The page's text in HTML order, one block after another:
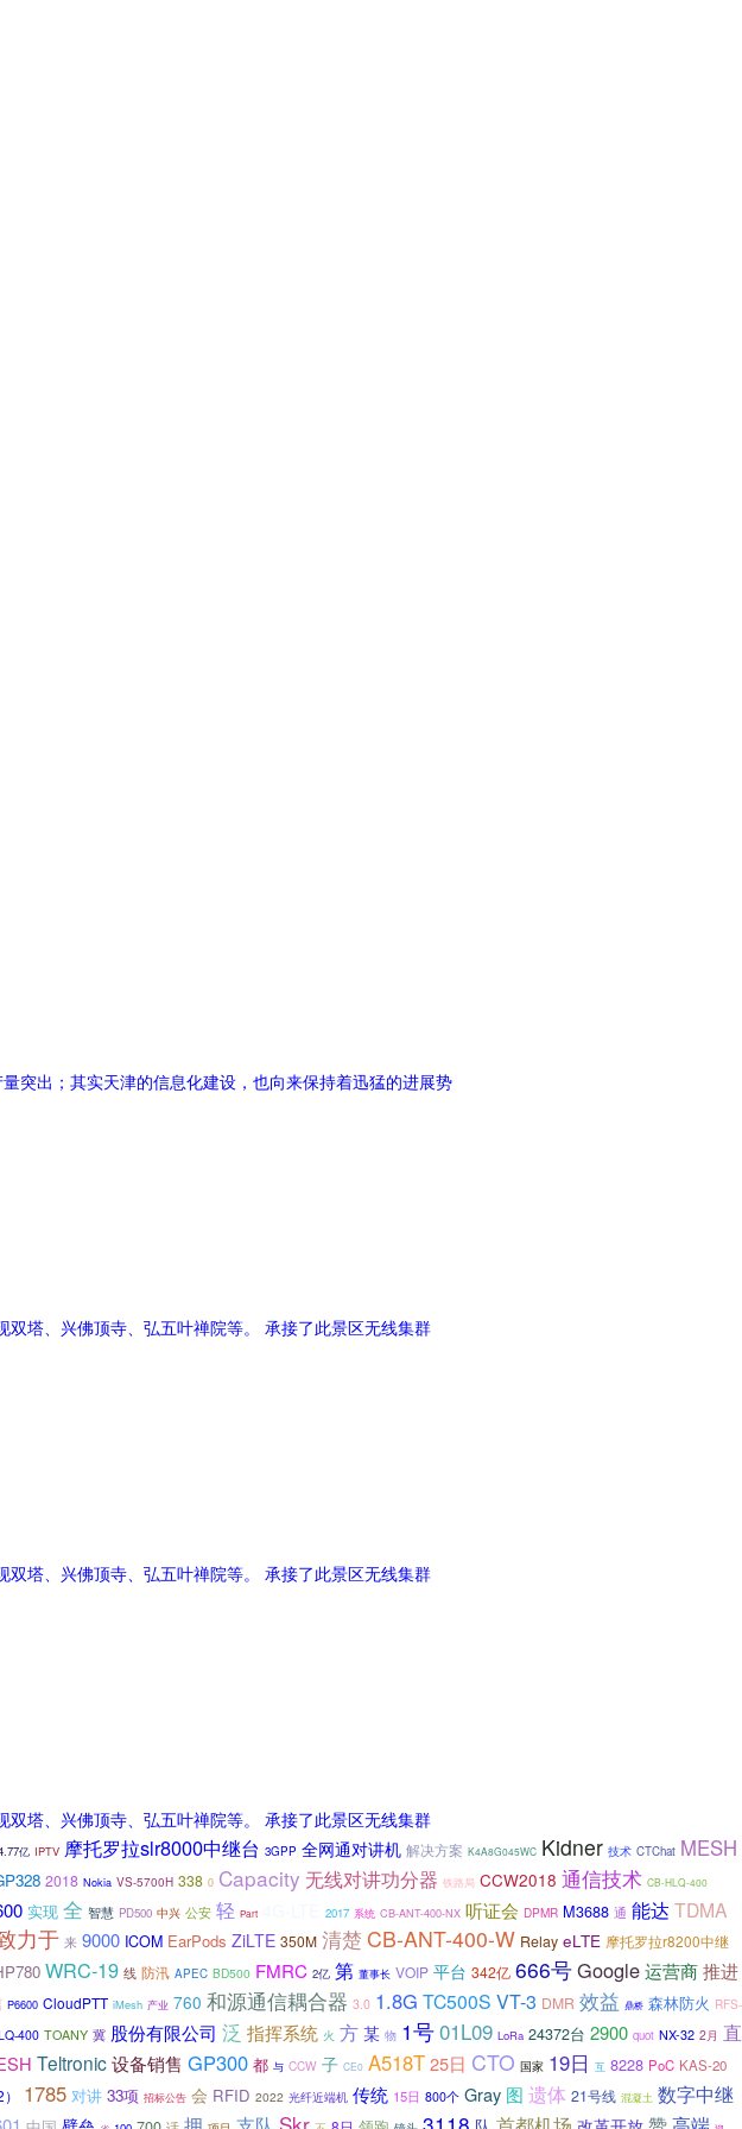
突出；其实天津的信息化建设，也向来保持着迅猛的进展势
塔、兴佛顶寺、弘五叶禅院等。 承接了此景区无线集群
塔、兴佛顶寺、弘五叶禅院等。 承接了此景区无线集群
塔、兴佛顶寺、弘五叶禅院等。 承接了此景区无线集群
亿 IPTV 摩托罗拉slr8000中继台 3GPP 全网通对讲机 解决方案 K4A8G045WC Kidner 技术 CTChat MESH
2018 Nokia VS-5700H 338 0 Capacity 无线对讲功分器 铁路局 CCW2018 通信技术 CB-HLQ-400
实现 全 智慧 PD500 中兴 公安 轻 Part 2017 系统 CB-ANT-400-NX 听证会 DPMR M3688 通 能达 TDMA
力于 来 9000 ICOM EarPods ZiLTE 350M 清楚 CB-ANT-400-W Relay eLTE 摩托罗拉r8200中继
WRC-19 线 防汛 APEC BD500 FMRC 2亿 第 董事长 VOIP 平台 342亿 666号Google运营商推进
P6600 CloudPTT iMesh 产业 760 和源通信耦合器 3.0 1.8G TC500S VT-3 DMR 效益 鼎桥 森林防火 RFS-
400 TOANY 冀 股份有限公司 泛 指挥系统 火 方 某 物 1号01L09 LoRa 24372台 2900 quot NX-32 2月 直
Teltronic设备销售 GP300 都 与 CCW 子 CE0 A518T25日 CTO 国家 19日 互 8228 PoC KAS-20
1785 对讲 33项 招标公告 会 RFID 2022 光纤近端机 传统 15日 800个 Gray 图 遗体 21号线 混凝土 数字中继